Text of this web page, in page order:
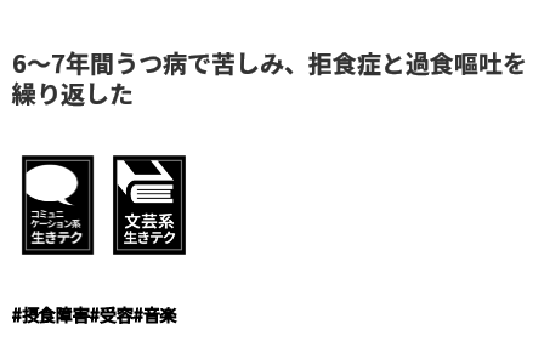
6～7年間うつ病で苦しみ、拒食症と過食嘔吐を
繰り返した
#摂食障害#受容#音楽